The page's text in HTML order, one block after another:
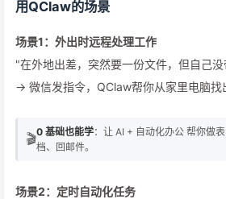
用QClaw的场景
场景1：外出时远程处理工作
"在外地出差，突然要一份文件，但自己
→ 微信发指令，QClaw帮你从家里电脑找
🎬0 基础也能学：让 AI + 自动化办公 帮你做
档、回邮件。
场景2：定时自动化任务